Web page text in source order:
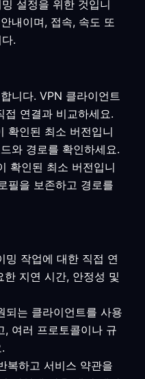
설정을 위한 것입니
내이며, 접속, 속도 또
.
니다. VPN 클라이언트
접 연결과 비교하세요.
확인된 최소 버전입니
와 경로를 확인하세요.
확인된 최소 버전입니
필을 보존하고 경로를
밍 작업에 대한 직접 연
지연 시간, 안정성 및
되는 클라이언트를 사용
, 여러 프로토콜이나 규
복하고 서비스 약관을